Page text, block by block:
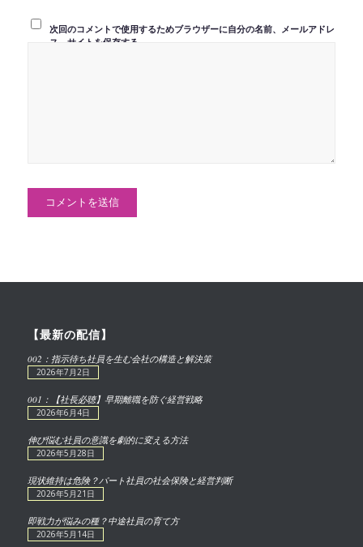
次回のコメントで使用するためブラウザーに自分の名前、メールアドレ
ス、サイトを保存する。
【最新の配信】
002：指示待ち社員を生む会社の構造と解決策
2026年7月2日
001：【社長必聴】早期離職を防ぐ経営戦略
2026年6月4日
伸び悩む社員の意識を劇的に変える方法
2026年5月28日
現状維持は危険？パート社員の社会保険と経営判断
2026年5月21日
即戦力が悩みの種？中途社員の育て方
2026年5月14日